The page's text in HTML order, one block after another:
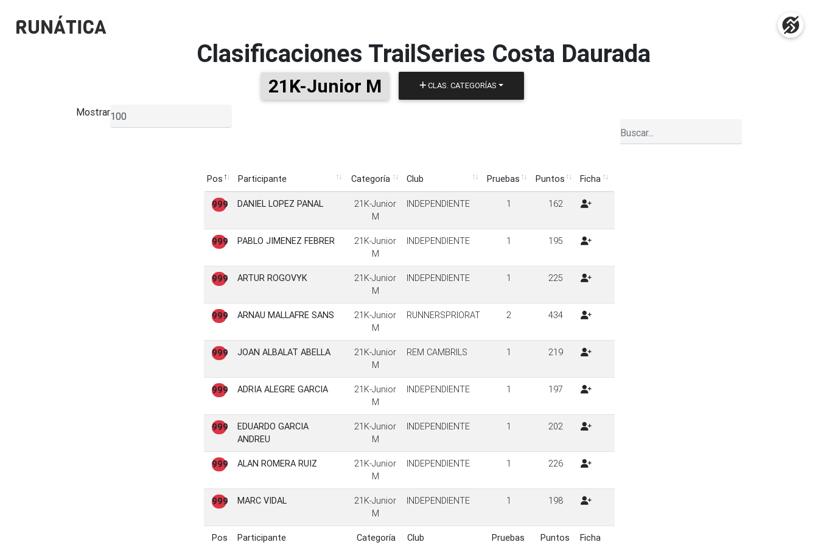
Clasificaciones TrailSeries Costa Daurada
21K-Junior M CLAS. CATEGORÍAS
Mostrar
Pos Participante Categoría Club Pruebas Puntos
Ficha
Pos
Participante Categoría Club Pruebas Puntos Ficha
Pos Participante Categoría Club Pruebas Puntos Ficha
999 DANIEL LOPEZ PANAL
21K-Junior
M
INDEPENDIENTE 1 162
999 PABLO JIMENEZ FEBRER
21K-Junior
M
INDEPENDIENTE 1 195
999 ARTUR ROGOVYK
21K-Junior
M
INDEPENDIENTE 1 225
999 ARNAU MALLAFRE SANS
21K-Junior
M
RUNNERSPRIORAT 2 434
999 JOAN ALBALAT ABELLA
21K-Junior
M
REM CAMBRILS 1 219
999 ADRIA ALEGRE GARCIA
21K-Junior
M
INDEPENDIENTE 1 197
999
EDUARDO GARCIA
ANDREU
21K-Junior
M
INDEPENDIENTE 1 202
999 ALAN ROMERA RUIZ
21K-Junior
M
INDEPENDIENTE 1 226
999 MARC VIDAL
21K-Junior
M
INDEPENDIENTE 1 198
Pos Participante Categoría Club Pruebas Puntos Ficha